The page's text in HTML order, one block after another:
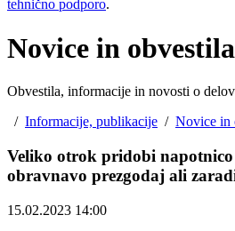
tehnično podporo.
Novice in obvestila
Obvestila, informacije in novosti o
/ Informacije, publikacije / Novice in
Veliko otrok pridobi
obravnavo prezgodaj ali
15.02.2023 14:00